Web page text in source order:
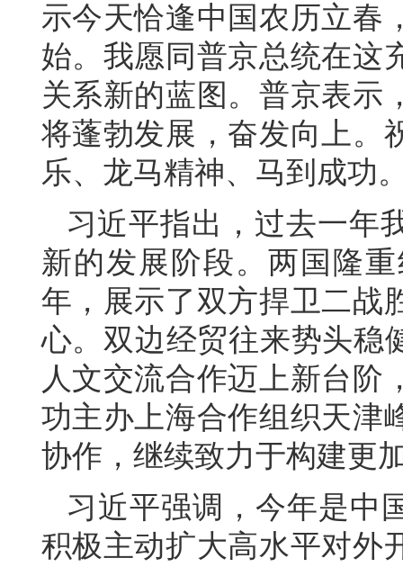
示今天恰逢中国农历立春
始。我愿同普京总统在这
关系新的蓝图。普京表示
将蓬勃发展，奋发向上。
乐、龙马精神、马到成功
习近平指出，过去一年
新的发展阶段。两国隆
年，展示了双方捍卫二战
心。双边经贸往来势头稳
人文交流合作迈上新台阶
功主办上海合作组织天津
协作，继续致力于构建更
习近平强调，今年是中
积极主动扩大高水平对外